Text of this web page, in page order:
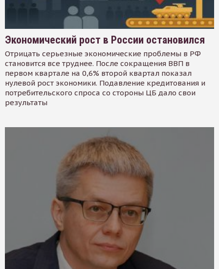
Экономический рост в России остановился
Отрицать серьезные экономические проблемы в РФ
становится все труднее. После сокращения ВВП в
первом квартале на 0,6% второй квартал показал
нулевой рост экономики. Подавление кредитования и
потребительского спроса со стороны ЦБ дало свои
результаты